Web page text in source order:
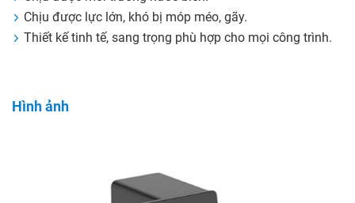
Chịu được lực lớn, khó bị móp méo, gãy.
Thiết kế tinh tế, sang trọng phù hợp cho mọi công trình.
Hình ảnh